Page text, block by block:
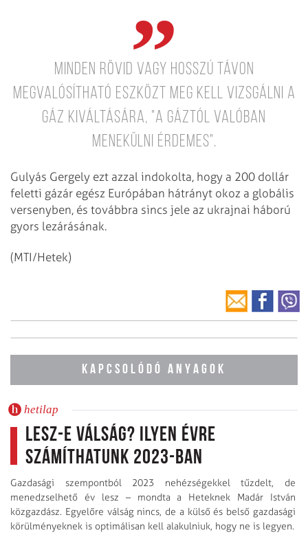
minden rövid vagy hosszú távon
megvalósítható eszközt meg kell vizsgálni a
gáz kiváltására, "a gáztól valóban
menekülni érdemes".
Gulyás Gergely ezt azzal indokolta, hogy a 200 dollár
feletti gázár egész Európában hátrányt okoz a globális
versenyben, és továbbra sincs jele az ukrajnai háború
gyors lezárásának.
(MTI/Hetek)
KAPCSOLÓDÓ ANYAGOK
hetilap
Lesz-e válság? Ilyen évre
számíthatunk 2023-ban
Gazdasági szempontból 2023 nehézségekkel tűzdelt, de
menedzselhető év lesz – mondta a Heteknek Madár István
közgazdász. Egyelőre válság nincs, de a külső és belső gazdasági
körülményeknek is optimálisan kell alakulniuk, hogy ne is legyen.